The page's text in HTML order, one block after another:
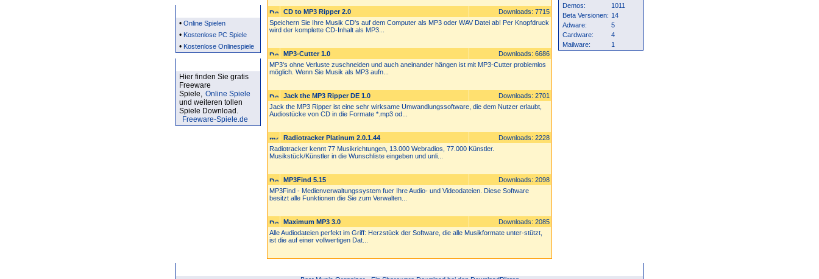
• Online Spielen
• Kostenlose PC Spiele
• Kostenlose Onlinespiele
Hier finden Sie gratis
Freeware
Spiele, Online Spiele
und weiteren tollen
Spiele Download.
Freeware-Spiele.de
CD to MP3 Ripper 2.0
Downloads: 7715
Speichern Sie Ihre Musik CD's auf dem Computer als MP3 oder WAV Datei ab! Per Knopfdruck
wird der komplette CD-Inhalt als MP3...
MP3-Cutter 1.0
Downloads: 6686
MP3's ohne Verluste zuschneiden und auch aneinander hängen ist mit MP3-Cutter problemlos
möglich. Wenn Sie Musik als MP3 aufn...
Jack the MP3 Ripper DE 1.0
Downloads: 2701
Jack the MP3 Ripper ist eine sehr wirksame Umwandlungssoftware, die dem Nutzer erlaubt,
Audiostücke von CD in die Formate *.mp3 od...
Radiotracker Platinum 2.0.1.44
Downloads: 2228
Radiotracker kennt 77 Musikrichtungen, 13.000 Webradios, 77.000 Künstler.
Musikstück/Künstler in die Wunschliste eingeben und unli...
MP3Find 5.15
Downloads: 2098
MP3Find - Medienverwaltungssystem fuer Ihre Audio- und Videodateien. Diese Software
besitzt alle Funktionen die Sie zum Verwalten...
Maximum MP3 3.0
Downloads: 2085
Alle Audiodateien perfekt im Griff: Herzstück der Software, die alle Musikformate unter-stützt,
ist die auf einer vollwertigen Dat...
Demos:
1011
Beta Versionen: 14
Adware:
5
Cardware:
4
Mailware:
1